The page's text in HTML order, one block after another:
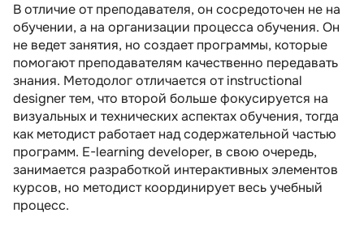
Как стать методологом
Рекомендуем посмотреть курсы по
управлению образовательными
программами
Несколько советов для соискателей на
должность
Список рекомендуемых книг для
начинающих
Резюме
В отличие от преподавателя, он сосредоточен не на
обучении, а на организации процесса обучения. Он
не ведет занятия, но создает программы, которые
помогают преподавателям качественно передавать
знания. Методолог отличается от instructional
designer тем, что второй больше фокусируется на
визуальных и технических аспектах обучения, тогда
как методист работает над содержательной частью
программ. E-learning developer, в свою очередь,
занимается разработкой интерактивных элементов
курсов, но методист координирует весь учебный
процесс.